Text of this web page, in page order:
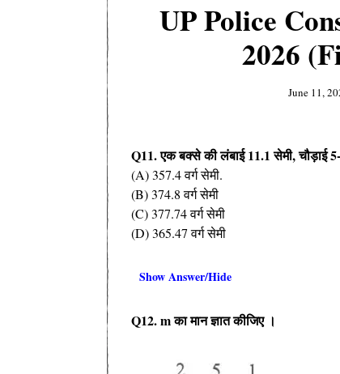
UP Police
2026
June 11,
Q11.एक बक्से की लंबाई11.1सेमी,चौड़ाई
(A) 357.4 वर्ग सेमी.
(B) 374.8 वर्ग सेमी
(C) 377.74 वर्ग सेमी
(D) 365.47 वर्ग सेमी
Show Answer/Hide
Q12. mका मान ज्ञात कीजिए ।